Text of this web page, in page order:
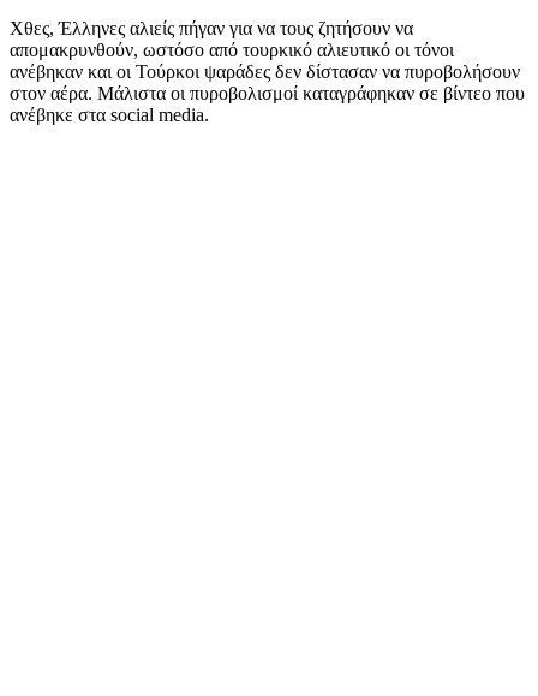
Χθες, Έλληνες αλιείς πήγαν για να τους ζητήσουν να
απομακρυνθούν, ωστόσο από τουρκικό αλιευτικό οι τόνοι
ανέβηκαν και οι Τούρκοι ψαράδες δεν δίστασαν να πυροβολήσουν
στον αέρα. Μάλιστα οι πυροβολισμοί καταγράφηκαν σε βίντεο που
ανέβηκε στα social media.